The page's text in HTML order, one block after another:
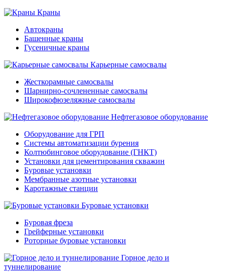
Краны
Автокраны
Башенные краны
Гусеничные краны
Карьерные самосвалы
Жесткорамные самосвалы
Шарнирно-сочлененные самосвалы
Широкофюзеляжные самосвалы
Нефтегазовое оборудование
Оборудование для ГРП
Системы автоматизации бурения
Колтюбинговое оборудование (ГНКТ)
Установки для цементирования скважин
Буровые установки
Мембранные азотные установки
Каротажные станции
Буровые установки
Буровая фреза
Грейферные установки
Роторные буровые установки
Горное дело и
туннелирование